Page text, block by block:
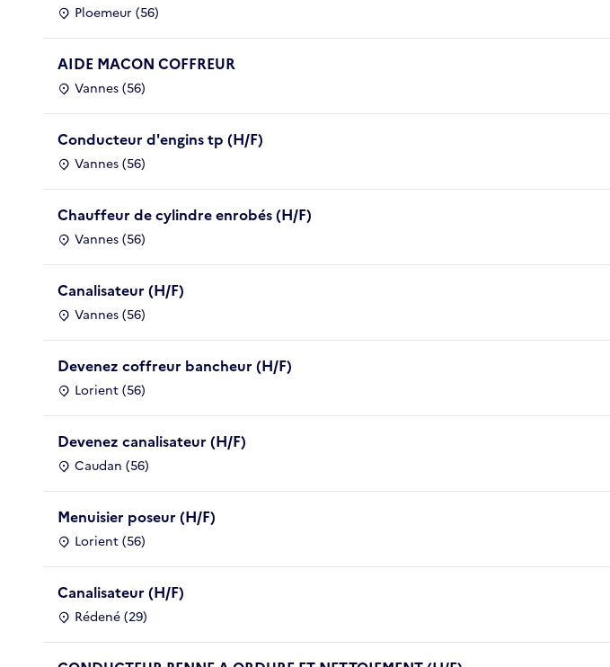
Ploemeur (56)
AIDE MACON COFFREUR
Vannes (56)
Conducteur d'engins tp (H/F)
Vannes (56)
Chauffeur de cylindre enrobés (H/F)
Vannes (56)
Canalisateur (H/F)
Vannes (56)
Devenez coffreur bancheur (H/F)
Lorient (56)
Devenez canalisateur (H/F)
Caudan (56)
Menuisier poseur (H/F)
Lorient (56)
Canalisateur (H/F)
Rédené (29)